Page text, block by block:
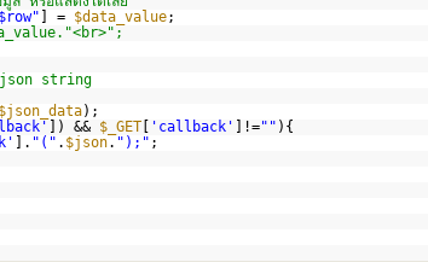
] = $data_value;
json string
$json_data);
]) && $_GET[ 'callback' ]!="" ){
]. "(" . $json. ");" ;